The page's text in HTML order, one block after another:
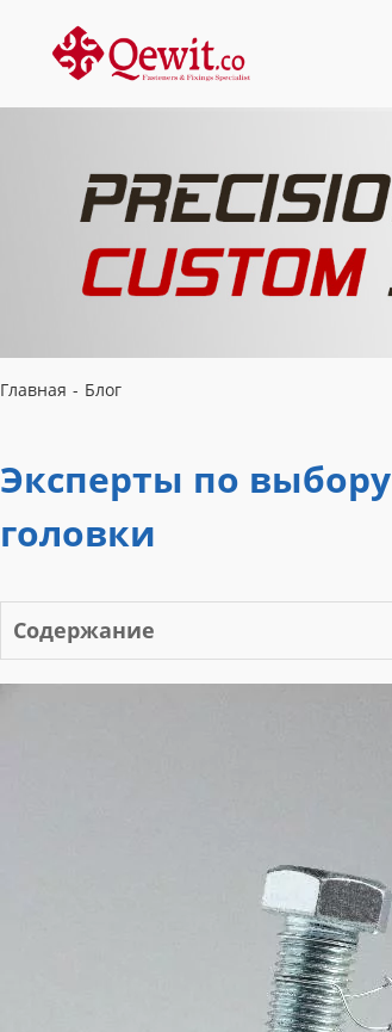
Главная - Блог
Эксперты по
головки
Содержание